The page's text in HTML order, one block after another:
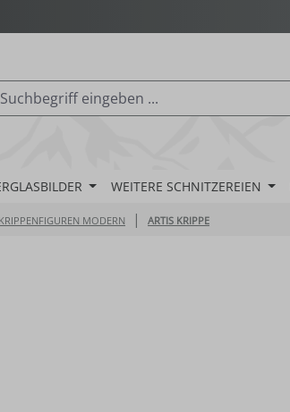
WEITERE SCHNITZEREIEN
KRIPPENFIGUREN MODERN | ARTIS KRIPPE